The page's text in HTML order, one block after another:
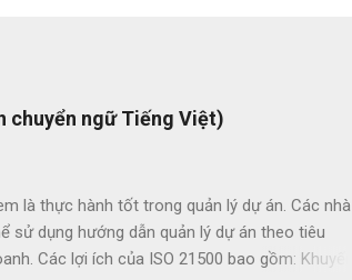
chuyển ngữ Tiếng Việt)
là thực hành tốt trong quản lý dự án. Các nhà
sử dụng hướng dẫn quản lý dự án theo tiêu
Các lợi ích của ISO 21500 bao gồm: Khuyến